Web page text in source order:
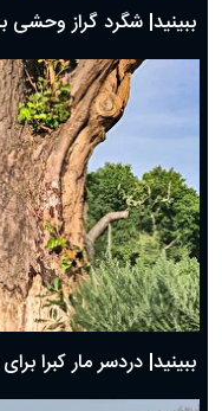
ببینید| شگرد گراز وحشی
ببینید| دردسر مار کبرا